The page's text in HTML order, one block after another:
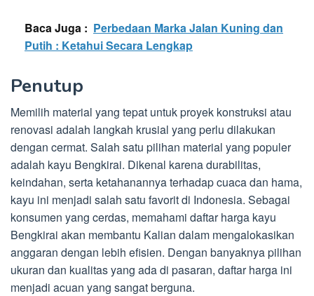
Baca Juga : Perbedaan Marka Jalan Kuning dan
Putih : Ketahui Secara Lengkap
Penutup
Memilih material yang tepat untuk proyek konstruksi atau
renovasi adalah langkah krusial yang perlu dilakukan
dengan cermat. Salah satu pilihan material yang populer
adalah kayu Bengkirai. Dikenal karena durabilitas,
keindahan, serta ketahanannya terhadap cuaca dan hama,
kayu ini menjadi salah satu favorit di Indonesia. Sebagai
konsumen yang cerdas, memahami daftar harga kayu
Bengkirai akan membantu Kalian dalam mengalokasikan
anggaran dengan lebih efisien. Dengan banyaknya pilihan
ukuran dan kualitas yang ada di pasaran, daftar harga ini
menjadi acuan yang sangat berguna.